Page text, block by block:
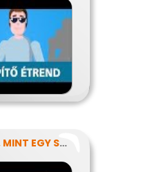
EGYÉL ÚGY, MINT EGY SZUPERHŐS!